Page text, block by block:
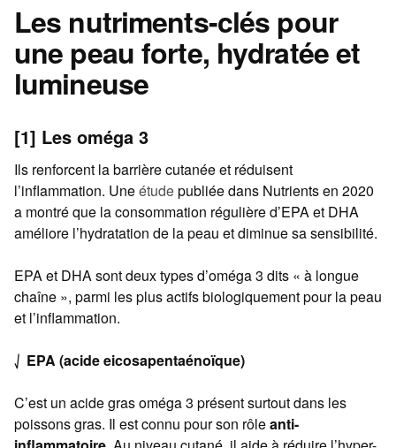
Les nutriments-clés pour
une peau forte, hydratée et
lumineuse
[1] Les oméga 3
Ils renforcent la barrière cutanée et réduisent
l’inflammation. Uneétudepubliée dans Nutrients en 2020
a montré que la consommation régulière d’EPA et DHA
améliore l’hydratation de la peau et diminue sa sensibilité.
EPA et DHA sont deux types d’oméga 3 dits « à longue
chaîne », parmi les plus actifs biologiquement pour la peau
et l’inflammation.
⎷ EPA (acide eicosapentaénoïque)
C’est un acide gras oméga 3 présent surtout dans les
poissons gras. Il est connu pour son rôleanti-